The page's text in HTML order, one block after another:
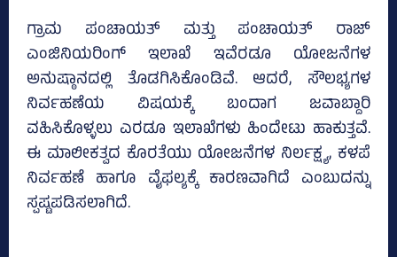
ಗ್ರಾಮ ಪಂಚಾಯತ್ ಮತ್ತು ಪಂಚಾಯತ್ ರಾಜ್
ಎಂಜಿನಿಯರಿಂಗ್ ಇಲಾಖೆ ಇವೆರಡೂ ಯೋಜನೆಗಳ
ಅನುಷ್ಠಾನದಲ್ಲಿ ತೊಡಗಿಸಿಕೊಂಡಿವೆ. ಆದರೆ, ಸೌಲಭ್ಯಗಳ
ನಿರ್ವಹಣೆಯ ವಿಷಯಕ್ಕೆ ಬಂದಾಗ ಜವಾಬ್ದಾರಿ
ವಹಿಸಿಕೊಳ್ಳಲು ಎರಡೂ ಇಲಾಖೆಗಳು ಹಿಂದೇಟು ಹಾಕುತ್ತವೆ.
ಈ ಮಾಲೀಕತ್ವದ ಕೊರತೆಯು ಯೋಜನೆಗಳ ನಿರ್ಲಕ್ಷ್ಯ, ಕಳಪೆ
ನಿರ್ವಹಣೆ ಹಾಗೂ ವೈಫಲ್ಯಕ್ಕೆ ಕಾರಣವಾಗಿದೆ ಎಂಬುದನ್ನು
ಸ್ಪಷ್ಟಪಡಿಸಲಾಗಿದೆ.